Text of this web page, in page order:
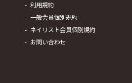
利用規約
一般会員個別規約
ネイリスト会員個別規約
お問い合わせ